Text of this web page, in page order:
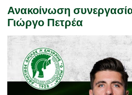
Ανακοίνωση
Γιώργο Πετρέα